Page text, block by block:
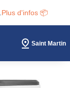
Plus d'infos 📦
Saint Martin